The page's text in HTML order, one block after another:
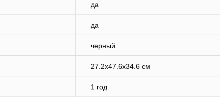
да
да
черный
27.2x47.6x34.6 см
1 год